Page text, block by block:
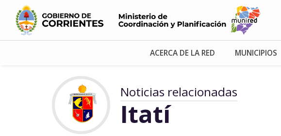
ACERCA DE LA RED MUNICIPIOS
Noticias relacionadas
Itatí